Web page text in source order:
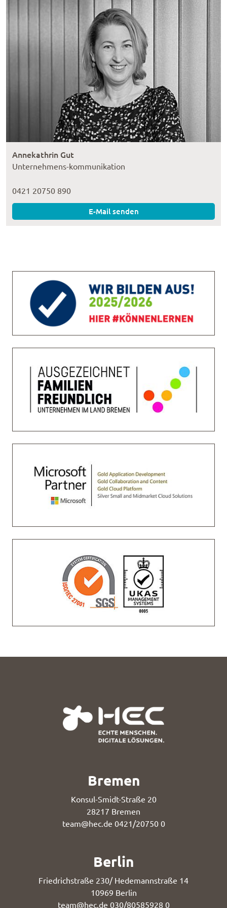
Annekathrin Gut
Unternehmens-kommunikation
0421 20750 890
E-Mail senden
Bremen
Konsul-Smidt-Straße 20
28217 Bremen
team@hec.de 0421/20750 0
Berlin
Friedrichstraße 230/ Hedemannstraße 14
10969 Berlin
team@hec.de 030/80585928 0